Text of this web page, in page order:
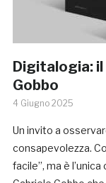
Digitalogia: il
Gobbo
4 Giugno 2025
Un invito a
consapevolezza.
facile”, ma è